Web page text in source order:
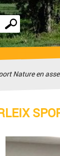
Nature en